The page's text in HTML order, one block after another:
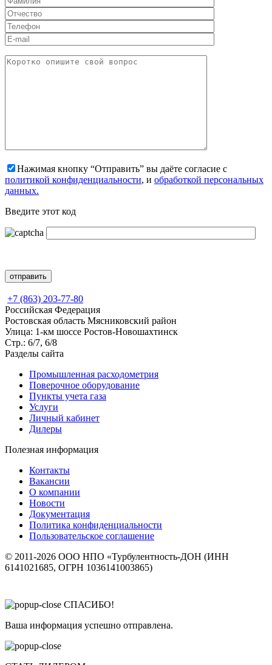
Нажимая кнопку “Отправить” вы даёте согласие с
политикой конфиденциальности, и обработкой персональных
данных.
Введите этот код
+7 (863) 203-77-80
Российская Федерация
Ростовская область Мясниковский район
Улица: 1-км шоссе Ростов-Новошахтинск
Стр.: 6/7, 6/8
Разделы сайта
Промышленная расходометрия
Поверочное оборудование
Пункты учета газа
Услуги
Личный кабинет
Дилеры
Полезная информация
Контакты
Вакансии
О компании
Новости
Документация
Политика конфиденциальности
Пользовательское соглашение
© 2011-2026 ООО НПО «Турбулентность-ДОН (ИНН
6141021685, ОГРН 1036141003865)
СПАСИБО!
Ваша информация успешно отправлена.